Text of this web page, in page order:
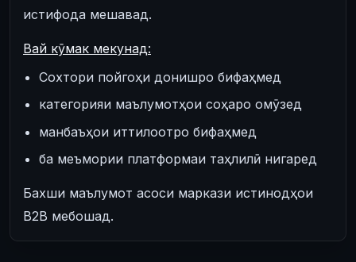
истифода мешавад.
Вай кӯмак мекунад:
Сохтори пойгоҳи донишро бифаҳмед
категорияи маълумотҳои соҳаро омӯзед
манбаъҳои иттилоотро бифаҳмед
ба меъмории платформаи таҳлилӣ нигаред
Бахши маълумот асоси маркази истинодҳои
B2B мебошад.